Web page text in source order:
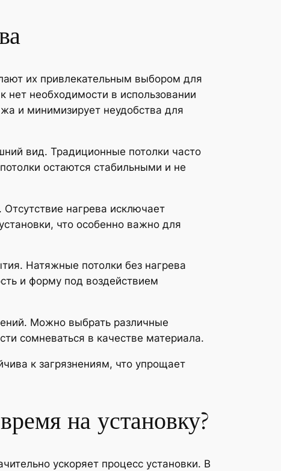
их привлекательным выбором для
нет необходимости в использовании
и минимизирует неудобства для
вид. Традиционные потолки часто
остаются стабильными и не
нагрева исключает
что особенно важно для
Натяжные потолки без нагрева
и форму под воздействием
Можно выбрать различные
сомневаться в качестве материала.
к загрязнениям, что упрощает
на установку?
ускоряет процесс установки. В